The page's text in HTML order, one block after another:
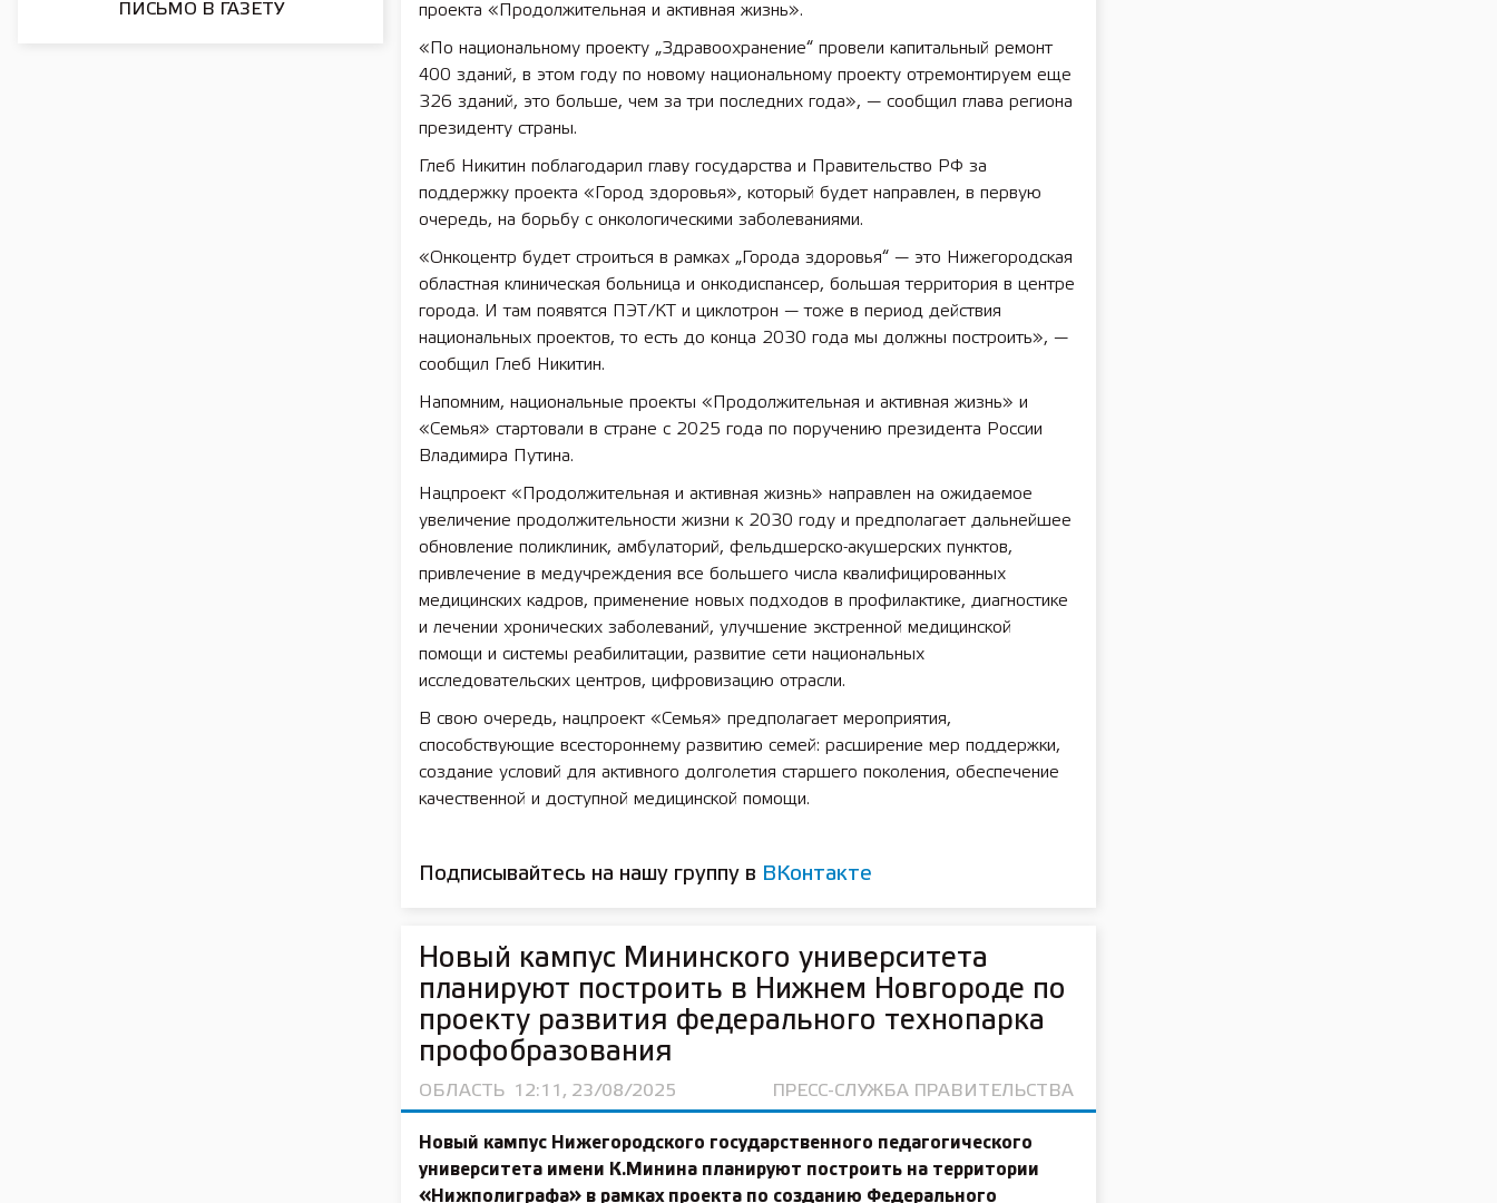
ПИСЬМО В ГАЗЕТУ
проекта «Продолжительная и активная жизнь».
«По национальному проекту „Здравоохранение“ провели капитальный ремонт
400 зданий, в этом году по новому национальному проекту отремонтируем еще
326 зданий, это больше, чем за три последних года», — сообщил глава региона
президенту страны.
Глеб Никитин поблагодарил главу государства и Правительство РФ за
поддержку проекта «Город здоровья», который будет направлен, в первую
очередь, на борьбу с онкологическими заболеваниями.
«Онкоцентр будет строиться в рамках „Города здоровья“ — это Нижегородская
областная клиническая больница и онкодиспансер, большая территория в центре
города. И там появятся ПЭТ/КТ и циклотрон — тоже в период действия
национальных проектов, то есть до конца 2030 года мы должны построить», —
сообщил Глеб Никитин.
Напомним, национальные проекты «Продолжительная и активная жизнь» и
«Семья» стартовали в стране с 2025 года по поручению президента России
Владимира Путина.
Нацпроект «Продолжительная и активная жизнь» направлен на ожидаемое
увеличение продолжительности жизни к 2030 году и предполагает дальнейшее
обновление поликлиник, амбулаторий, фельдшерско-акушерских пунктов,
привлечение в медучреждения все большего числа квалифицированных
медицинских кадров, применение новых подходов в профилактике, диагностике
и лечении хронических заболеваний, улучшение экстренной медицинской
помощи и системы реабилитации, развитие сети национальных
исследовательских центров, цифровизацию отрасли.
В свою очередь, нацпроект «Семья» предполагает мероприятия,
способствующие всестороннему развитию семей: расширение мер поддержки,
создание условий для активного долголетия старшего поколения, обеспечение
качественной и доступной медицинской помощи.
Подписывайтесь на нашу группу в ВКонтакте
Новый кампус Мининского университета
планируют построить в Нижнем Новгороде по
проекту развития федерального технопарка
профобразования
ОБЛАСТЬ 12:11, 23/08/2025 ПРЕСС-СЛУЖБА ПРАВИТЕЛЬСТВА
Новый кампус Нижегородского государственного педагогического
университета имени К.Минина планируют построить на территории
«Нижполиграфа» в рамках проекта по созданию Федерального